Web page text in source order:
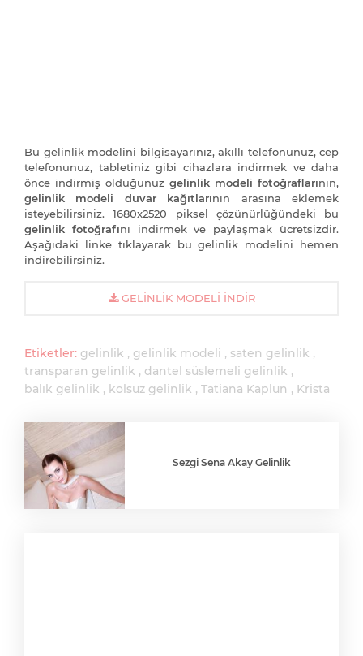
Bu gelinlik modelini bilgisayarınız, akıllı telefonunuz, cep
telefonunuz, tabletiniz gibi cihazlara indirmek ve daha
önce indirmiş olduğunuz gelinlik modeli fotoğraflarının,
gelinlik modeli duvar kağıtlarının arasına eklemek
isteyebilirsiniz. 1680x2520 piksel çözünürlüğündeki bu
gelinlik fotoğrafını indirmek ve paylaşmak ücretsizdir.
Aşağıdaki linke tıklayarak bu gelinlik modelini hemen
indirebilirsiniz.
GELINLIK MODELI İNDIR
Etiketler: gelinlik gelinlik modeli
saten gelinlik
transparan gelinlik
dantel süslemeli gelinlik
balık gelinlik
kolsuz gelinlik Tatiana Kaplun Krista
Sezgi Sena Akay Gelinlik